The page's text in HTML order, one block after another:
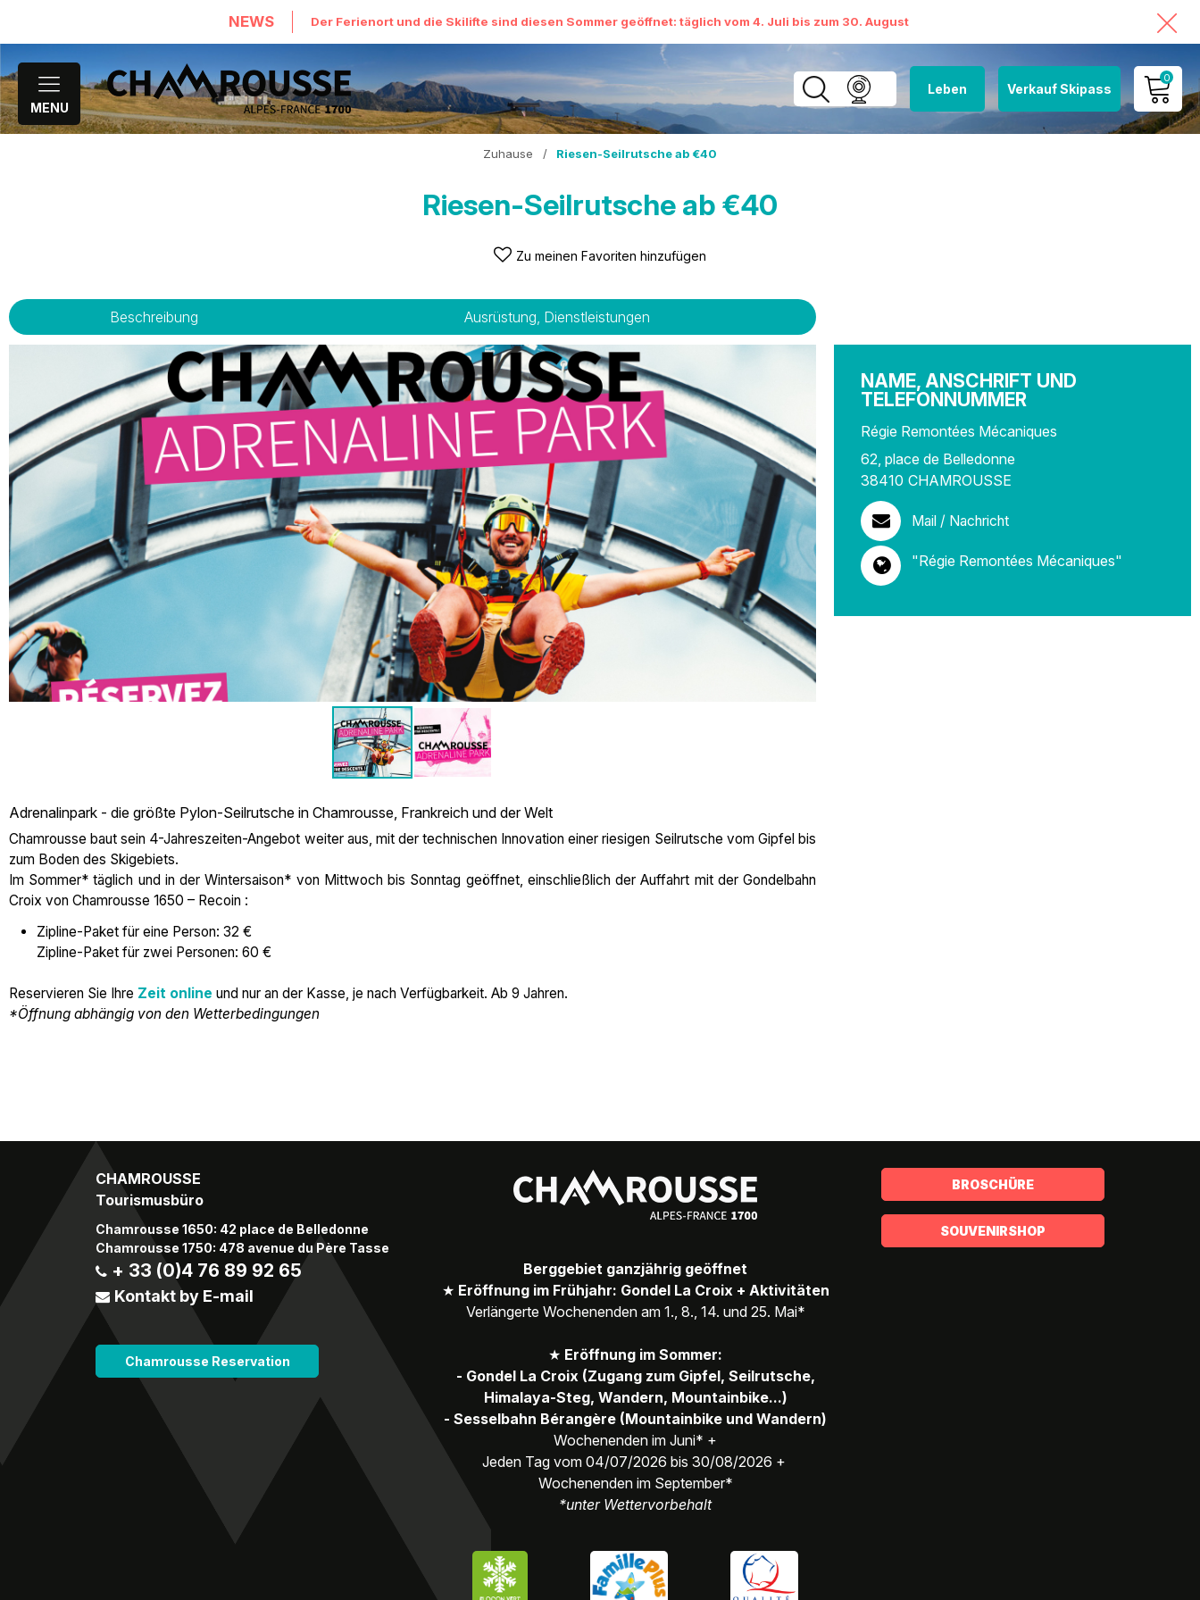
NEWS Der Ferienort und die Skilifte sind diesen Sommer geöffnet: täglich vom 4. Juli bis zum 30. August
MENU
Leben Verkauf Skipass
0
MEIN KONTO
Zuhause / Riesen-Seilrutsche ab €40
Riesen-Seilrutsche ab €40
Zu meinen Favoriten hinzufügen
Beschreibung Ausrüstung, Dienstleistungen
NAME, ANSCHRIFT UND
TELEFONNUMMER
Régie Remontées Mécaniques
62, place de Belledonne
38410 CHAMROUSSE
Mail / Nachricht
"Régie Remontées Mécaniques"
Adrenalinpark - die größte Pylon-Seilrutsche in Chamrousse, Frankreich und der Welt
Chamrousse baut sein 4-Jahreszeiten-Angebot weiter aus, mit der technischen Innovation einer riesigen Seilrutsche vom Gipfel bis
zum Boden des Skigebiets.
Im Sommer* täglich und in der Wintersaison* von Mittwoch bis Sonntag geöffnet, einschließlich der Auffahrt mit der Gondelbahn
Croix von Chamrousse 1650 – Recoin :
Zipline-Paket für eine Person: 32 €
Zipline-Paket für zwei Personen: 60 €
Reservieren Sie Ihre Zeit online und nur an der Kasse, je nach Verfügbarkeit. Ab 9 Jahren.
*Öffnung abhängig von den Wetterbedingungen
CHAMROUSSE
Tourismusbüro
Chamrousse 1650: 42 place de Belledonne
Chamrousse 1750: 478 avenue du Père Tasse
+ 33 (0)4 76 89 92 65
Kontakt by E-mail
Chamrousse Reservation
Berggebiet ganzjährig geöffnet
★ Eröffnung im Frühjahr: Gondel La Croix + Aktivitäten
Verlängerte Wochenenden am 1., 8., 14. und 25. Mai*
★ Eröffnung im Sommer:
- Gondel La Croix (Zugang zum Gipfel, Seilrutsche,
Himalaya-Steg, Wandern, Mountainbike...)
- Sesselbahn Bérangère (Mountainbike und Wandern)
Wochenenden im Juni* +
Jeden Tag vom 04/07/2026 bis 30/08/2026 +
Wochenenden im September*
*unter Wettervorbehalt
BROSCHÜRE
SOUVENIRSHOP